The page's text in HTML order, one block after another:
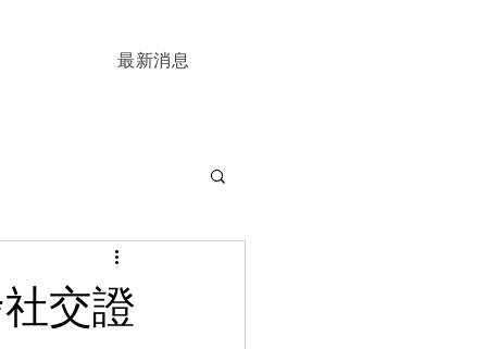
最新消息
交證